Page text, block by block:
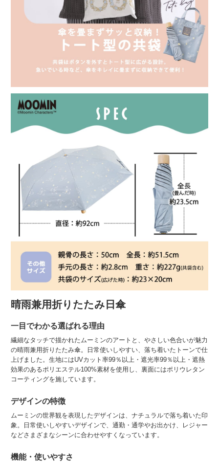
晴雨兼用折りたたみ日傘
一目でわかる選ばれる理由
繊細なタッチで描かれたムーミンのアートと、やさしい色合いが魅力
の晴雨兼用折りたたみ傘。日常使いしやすい、落ち着いたトーンで仕
上げました。生地にはUVカット率99％以上・遮光率99％以上・遮熱
効果のあるポリエステル100%素材を使用し、裏面にはポリウレタン
コーティングを施しています。
デザインの特徴
ムーミンの世界観を表現したデザインは、ナチュラルで落ち着いた印
象。日常使いしやすいデザインで、通勤・通学やお出かけ、レジャー
などさまざまなシーンに合わせやすくなっています。
機能・使いやすさ